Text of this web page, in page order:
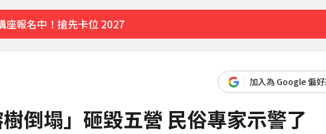
座報名中！搶先卡位 2027
加入為 Google 偏
倒塌」砸毀五營 民俗專家示警了